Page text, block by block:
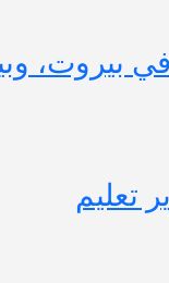
في بيروت،
تعليم